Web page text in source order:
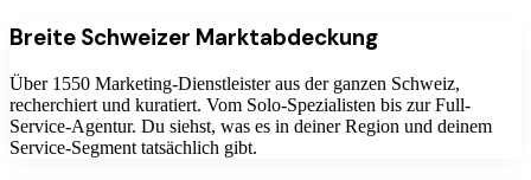
Breite Schweizer Marktabdeckung
Über 1550 Marketing-Dienstleister aus der ganzen Schweiz,
recherchiert und kuratiert. Vom Solo-Spezialisten bis zur Full-
Service-Agentur. Du siehst, was es in deiner Region und deinem
Service-Segment tatsächlich gibt.